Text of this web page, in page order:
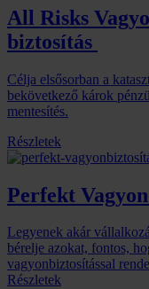
All Risks
biztosítás
Célja elsősorban a
bekövetkező károk
mentesítés.
Részletek
Perfekt
Legyenek akár
bérelje azokat, fontos,
vagyonbiztosítással
Részletek